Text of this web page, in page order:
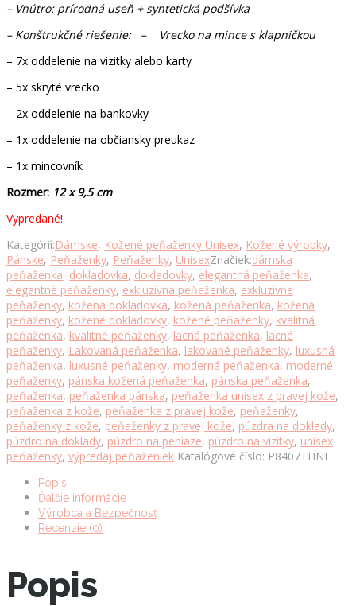
– Vnútro: prírodná useň + syntetická podšívka
– Konštrukčné riešenie: – Vrecko na mince s klapničkou
– 7x oddelenie na vizitky alebo karty
– 5x skryté vrecko
– 2x oddelenie na bankovky
– 1x oddelenie na občiansky preukaz
– 1x mincovník
Rozmer: 12 x 9,5 cm
Vypredané!
Kategórií:Dámske, Kožené peňaženky Unisex, Kožené výrobky,
Pánske, Peňaženky, Peňaženky, UnisexZnačiek:dámska
peňaženka, dokladovka, dokladovky, elegantná peňaženka,
elegantné peňaženky, exkluzívna peňaženka, exkluzívne
peňaženky, kožená dokladovka, kožená peňaženka, kožená
peňaženky, kožené dokladovky, kožené peňaženky, kvalitná
peňaženka, kvalitné peňaženky, lacná peňaženka, lacné
peňaženky, Lakovaná peňaženka, lakované peňaženky, luxusná
peňaženka, luxusné peňaženky, moderná peňaženka, moderné
peňaženky, pánska kožená peňaženka, pánska peňaženka,
peňaženka, peňaženka pánska, peňaženka unisex z pravej kože,
peňaženka z kože, peňaženka z pravej kože, peňaženky,
peňaženky z kože, peňaženky z pravej kože, púzdra na doklady,
púzdro na doklady, púzdro na peniaze, púzdro na vizitky, unisex
peňaženky, výpredaj peňaženiek Katalógové číslo: P8407THNE
Popis
Ďalšie informácie
Výrobca a Bezpečnosť
Recenzie (0)
Popis